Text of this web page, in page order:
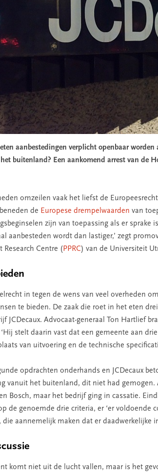
aanbestedingen verplicht openbaar
buitenland? Een aankomend arrest van de
omzeilen vaak het liefst de
de Europese drempelwaarden van
zijn van toepassing als er sprake
aanbesteden wordt dan lastiger,’ zegt
Research Centre (PPRC) van de Universiteit
in tegen de wens van veel overheden
te bieden. De zaak die roet in het eten
JCDecaux. Advocaat-generaal Ton Hartlief
stelt daarin vast dat een gemeente aan
van uitvoering en de technische
opdrachten onderhands en JCDecaux
vanuit het buitenland, dit niet had gemogen.
Bosch, maar het bedrijf ging in cassatie.
de genoemde drie criteria, er ‘er voldoende
die aannemelijk maken dat er daadwerkelijke
komt niet uit de lucht vallen, maar is het
‘Persoonlijk leiderschap
begint bij zelfkennis’